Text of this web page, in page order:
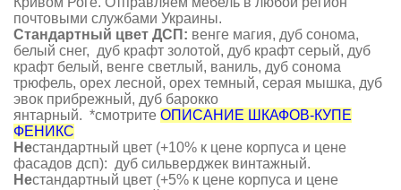
почтовыми службами Украины.
Стандартный цвет ДСП : венге магия, дуб сонома,
белый снег, дуб крафт золотой, дуб крафт серый, дуб
крафт белый, венге светлый, ваниль, дуб сонома
трюфель, орех лесной, орех темный, серая мышка, дуб
эвок прибрежный, дуб барокко
янтарный. *смотрите ОПИСАНИЕ ШКАФОВ-КУПЕ
ФЕНИКС
Нестандартный цвет (+10% к цене корпуса и цене
фасадов дсп): дуб сильверджек винтажный.
Нестандартный цвет (+5% к цене корпуса и цене